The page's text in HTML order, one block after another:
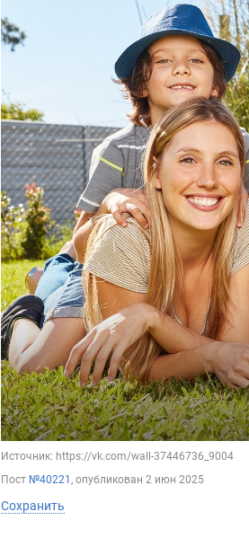
Источник: https://vk.com/wall-37446736_9004
Пост №40221 , опубликован 2 июн 2025
Сохранить